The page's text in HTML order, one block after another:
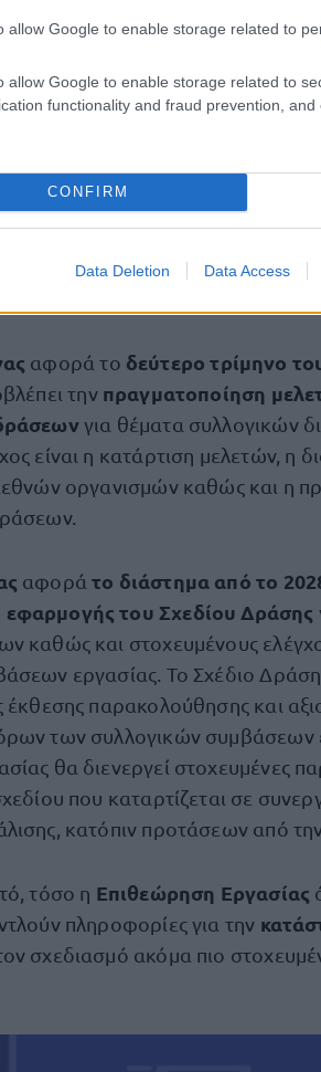
allow Google to enable storage related to
allow Google to enable storage related to
functionality and fraud prevention, and
CONFIRM
Data Deletion Data Access
αφορά το δεύτερο τρίμηνο του
τηνψηφιοποίηση, συλλογή
με την κάλυψη των
προωθείται η ηλεκτρονική
Ψηφιακού Μητρώου
καθώς και η συλλογή
αφορά το δεύτερο τρίμηνο
την πραγματοποίηση
για θέματα συλλογικών
είναι η κατάρτιση μελετών, η
οργανισμών καθώς και η
αφοράτο διάστημα από το
του Σχεδίου Δράσης
καθώς και στοχευμένους
εργασίας. Το Σχέδιο
έκθεσης παρακολούθησης και
των συλλογικών συμβάσεων
θα διενεργεί στοχευμένες
που καταρτίζεται σε
κατόπιν προτάσεων από
τόσο η Επιθεώρηση Εργασίας
πληροφορίες για την
σχεδιασμό ακόμα πιο